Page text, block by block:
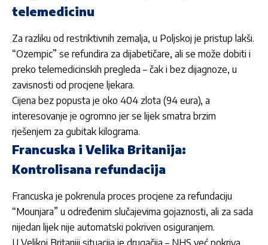
telemedicinu
Za razliku od restriktivnih zemalja, u Poljskoj je pristup lakši.
“Ozempic” se refundira za dijabetičare, ali se može dobiti i
preko telemedicinskih pregleda – čak i bez dijagnoze, u
zavisnosti od procjene ljekara.
Cijena bez popusta je oko 404 zlota (94 eura), a
interesovanje je ogromno jer se lijek smatra brzim
rješenjem za gubitak kilograma.
Francuska i Velika Britanija:
Kontrolisana refundacija
Francuska je pokrenula proces procjene za refundaciju
“Mounjara” u određenim slučajevima gojaznosti, ali za sada
nijedan lijek nije automatski pokriven osiguranjem.